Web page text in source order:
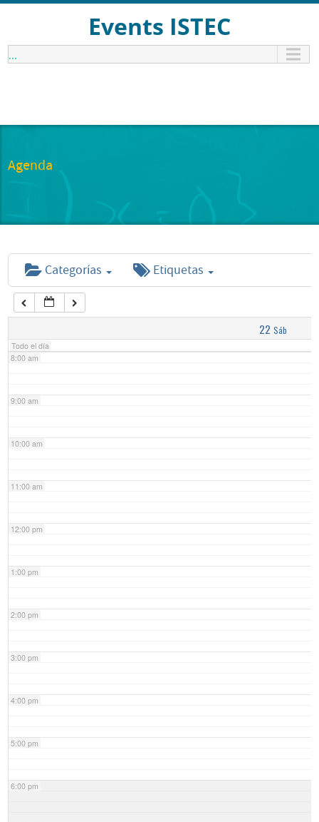
Events ISTEC
...
Agenda
Categorías Etiquetas
22 Sáb
Todo el día
1:00 am
6:00 am
7:00 am
8:00 am
9:00 am
10:00 am
11:00 am
12:00 pm
1:00 pm
2:00 pm
3:00 pm
4:00 pm
5:00 pm
6:00 pm